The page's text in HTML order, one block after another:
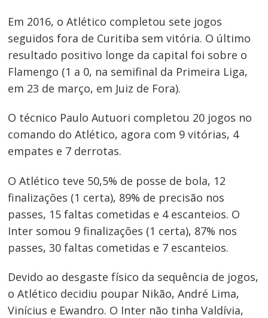
Em 2016, o Atlético completou sete jogos
seguidos fora de Curitiba sem vitória. O último
resultado positivo longe da capital foi sobre o
Flamengo (1 a 0, na semifinal da Primeira Liga,
em 23 de março, em Juiz de Fora).
O técnico Paulo Autuori completou 20 jogos no
comando do Atlético, agora com 9 vitórias, 4
empates e 7 derrotas.
O Atlético teve 50,5% de posse de bola, 12
finalizações (1 certa), 89% de precisão nos
passes, 15 faltas cometidas e 4 escanteios. O
Inter somou 9 finalizações (1 certa), 87% nos
passes, 30 faltas cometidas e 7 escanteios.
Devido ao desgaste físico da sequência de jogos,
o Atlético decidiu poupar Nikão, André Lima,
Vinícius e Ewandro. O Inter não tinha Valdívia,